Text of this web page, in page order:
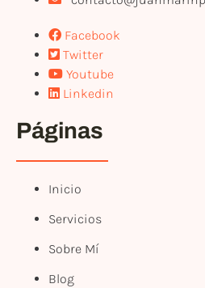
Facebook
Twitter
Youtube
Linkedin
Páginas
Inicio
Servicios
Sobre Mí
Blog